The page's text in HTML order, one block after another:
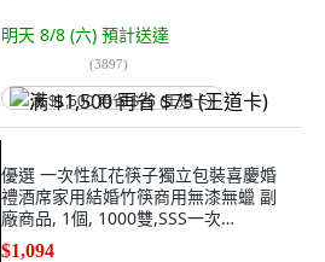
明天 8/8 (六) 預計送達
(3897)
满 $1,500 再省 $75 (王道卡)
優選 一次性紅花筷子獨立包裝喜慶婚
禮酒席家用結婚竹筷商用無漆無蠟 副
廠商品, 1個, 1000雙,SSS一次
性-22.5cm*5.5mm-, N/A
$1,094